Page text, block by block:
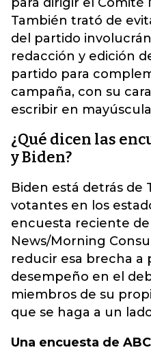
También trató de
del partido
redacción y edición
partido para
campaña, con su
escribir en
¿Qué dicen las
y Biden?
Biden está detrás de
votantes en los
encuesta reciente
News/Morning
reducir esa brecha a
desempeño en el
miembros de su
que se haga a un
Una encuesta de